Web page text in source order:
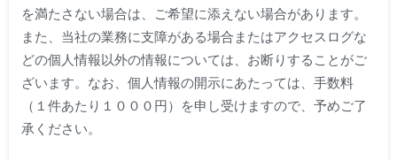
を満たさない場合は、ご希望に添えない場合があります。
また、当社の業務に支障がある場合またはアクセスログな
どの個人情報以外の情報については、お断りすることがご
ざいます。なお、個人情報の開示にあたっては、手数料
（１件あたり１０００円）を申し受けますので、予めご了
承ください。